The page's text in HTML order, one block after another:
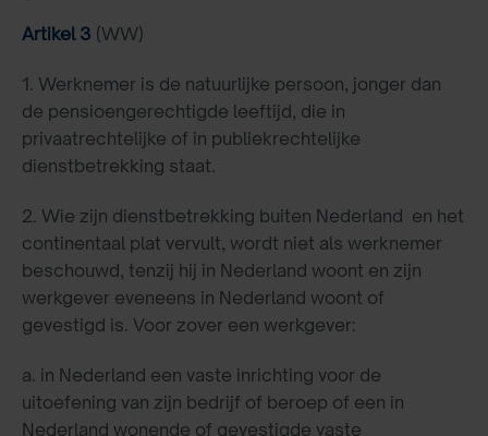
Artikel 3 (WW)
1. Werknemer is de natuurlijke persoon, jonger dan
de pensioengerechtigde leeftijd, die in
privaatrechtelijke of in publiekrechtelijke
dienstbetrekking staat.
2. Wie zijn dienstbetrekking buiten Nederland en het
continentaal plat vervult, wordt niet als werknemer
beschouwd, tenzij hij in Nederland woont en zijn
werkgever eveneens in Nederland woont of
gevestigd is. Voor zover een werkgever:
a. in Nederland een vaste inrichting voor de
uitoefening van zijn bedrijf of beroep of een in
Nederland wonende of gevestigde vaste